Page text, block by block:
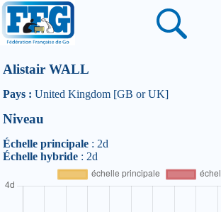
Alistair WALL
Pays : United Kingdom [GB or UK]
Niveau
Échelle principale : 2d
Échelle hybride : 2d